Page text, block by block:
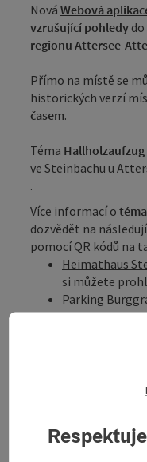
Nová Webová
vzrušující pohledy
regionu Attersee-
Přímo na místě se
historických verzí
časem.
Téma Hallholzaufzug
ve Steinbachu u
.
Více informací o
dozvědět na
pomocí QR kódů na
Heimathaus
si můžete
Parking
Landungssteg
Parkplatz
Parkplatz
(Buchenort/